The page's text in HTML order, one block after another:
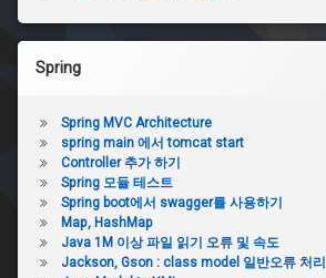
Spring
Spring MVC Architecture
spring main 에서 tomcat start
Controller 추가 하기
Spring 모듈 테스트
Spring boot에서 swagger를 사용하기
Map, HashMap
Java 1M 이상 파일 읽기 오류 및 속도
Jackson, Gson : class model 일반오류 처리